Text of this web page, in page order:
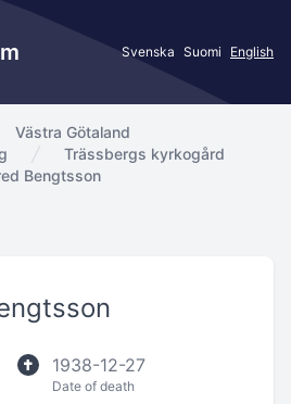
Svenska Suomi English
Västra Götaland
Trässbergs kyrkogård
Bengtsson
1938-12-27
Date of death